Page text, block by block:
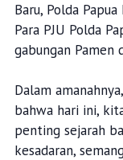
Baru, Polda
Para PJU Polda
gabungan Pamen
Dalam
bahwa hari ini,
penting sejarah
kesadaran,